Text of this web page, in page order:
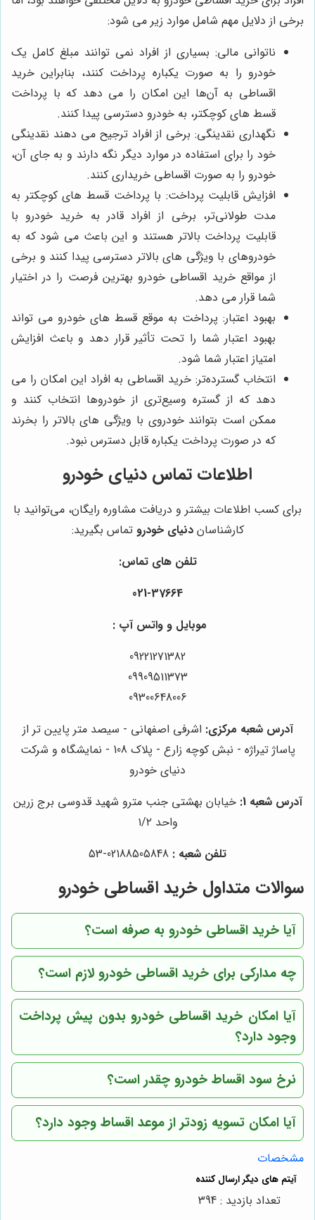
برخی از دلایل مهم شامل موارد زیر می شود:
ناتوانی مالی: بسیاری از افراد نمی توانند مبلغ کامل یک
خودرو را به صورت یکباره پرداخت کنند، بنابراین خرید
اقساطی به آن‌ها این امکان را می دهد که با پرداخت
قسط های کوچکتر، به خودرو دسترسی پیدا کنند.
نگهداری نقدینگی: برخی از افراد ترجیح می دهند نقدینگی
خود را برای استفاده در موارد دیگر نگه دارند و به جای آن،
خودرو را به صورت اقساطی خریداری کنند.
افزایش قابلیت پرداخت: با پرداخت قسط های کوچکتر به
مدت طولانی‌تر، برخی از افراد قادر به خرید خودرو با
قابلیت پرداخت بالاتر هستند و این باعث می شود که به
خودروهای با ویژگی های بالاتر دسترسی پیدا کنند و برخی
از مواقع خرید اقساطی خودرو بهترین فرصت را در اختیار
شما قرار می دهد.
بهبود اعتبار: پرداخت به موقع قسط های خودرو می تواند
بهبود اعتبار شما را تحت تأثیر قرار دهد و باعث افزایش
امتیاز اعتبار شما شود.
انتخاب گسترده‌تر: خرید اقساطی به افراد این امکان را می
دهد که از گستره وسیع‌تری از خودروها انتخاب کنند و
ممکن است بتوانند خودروی با ویژگی های بالاتر را بخرند
که در صورت پرداخت یکباره قابل دسترس نبود.
اطلاعات تماس دنیای خودرو
برای کسب اطلاعات بیشتر و دریافت مشاوره رایگان، می‌توانید با
کارشناساندنیای خودرو تماس بگیرید:
تلفن های تماس:
021-37664
موبایل و واتس آپ :
09221271382
09909511373
09300648006
آدرس شعبه مرکزی: اشرفی اصفهانی - سیصد متر پایین تر از
پاساژ تیراژه - نبش کوچه زارع - پلاک 108 - نمایشگاه و شرکت
دنیای خودرو
آدرس شعبه 1: خیابان بهشتی جنب مترو شهید قدوسی برج زرین
واحد ۱/۲
تلفن شعبه :
سوالات متداول خرید اقساطی خودرو
آیا خرید اقساطی خودرو به صرفه است؟
چه مدارکی برای خرید اقساطی خودرو لازم است؟
آیا امکان خرید اقساطی خودرو بدون پیش پرداخت
وجود دارد؟
نرخ سود اقساط خودرو چقدر است؟
آیا امکان تسویه زودتر از موعد اقساط وجود دارد؟
مشخصات
تعداد بازدید : 394